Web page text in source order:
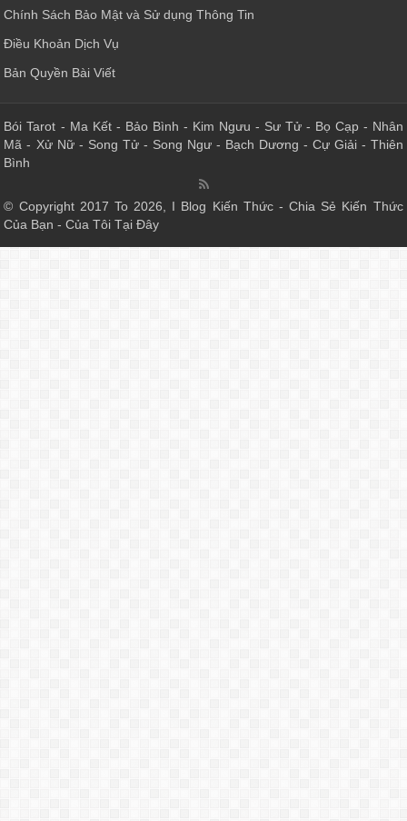
Chính Sách Bảo Mật và Sử dụng Thông Tin
Điều Khoản Dịch Vụ
Bản Quyền Bài Viết
Bói Tarot - Ma Kết- Bảo Bình - Kim Ngưu - Sư Tử- Bọ Cạp- Nhân
Mã - Xử Nữ- Song Tử- Song Ngư- Bạch Dương - Cự Giải- Thiên
Bình
© Copyright 2017 To 2026, I Blog Kiến Thức - Chia Sẻ Kiến Thức
Của Bạn - Của Tôi Tại Đây